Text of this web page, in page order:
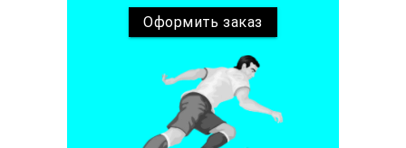
Оформить заказ